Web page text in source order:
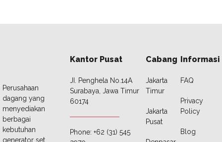
Perusahaan
dagang yang
menyediakan
berbagai
kebutuhan
generator set
Kantor Pusat
JI. Penghela No.14A
Surabaya, Jawa Timur
60174
Phone: +62 (31) 545
Cabang
Jakarta
Timur
Jakarta
Pusat
Informasi
FAQ
Privacy
Policy
Blog